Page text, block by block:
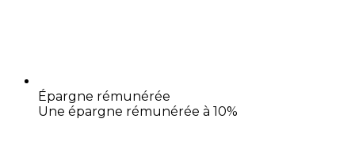
Épargne rémunérée
Une épargne rémunérée à 10%